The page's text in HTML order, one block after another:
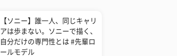
【ソニー】誰一人、同じキャリ
アは歩まない。ソニーで描く、
自分だけの専門性とは #先輩ロ
ールモデル